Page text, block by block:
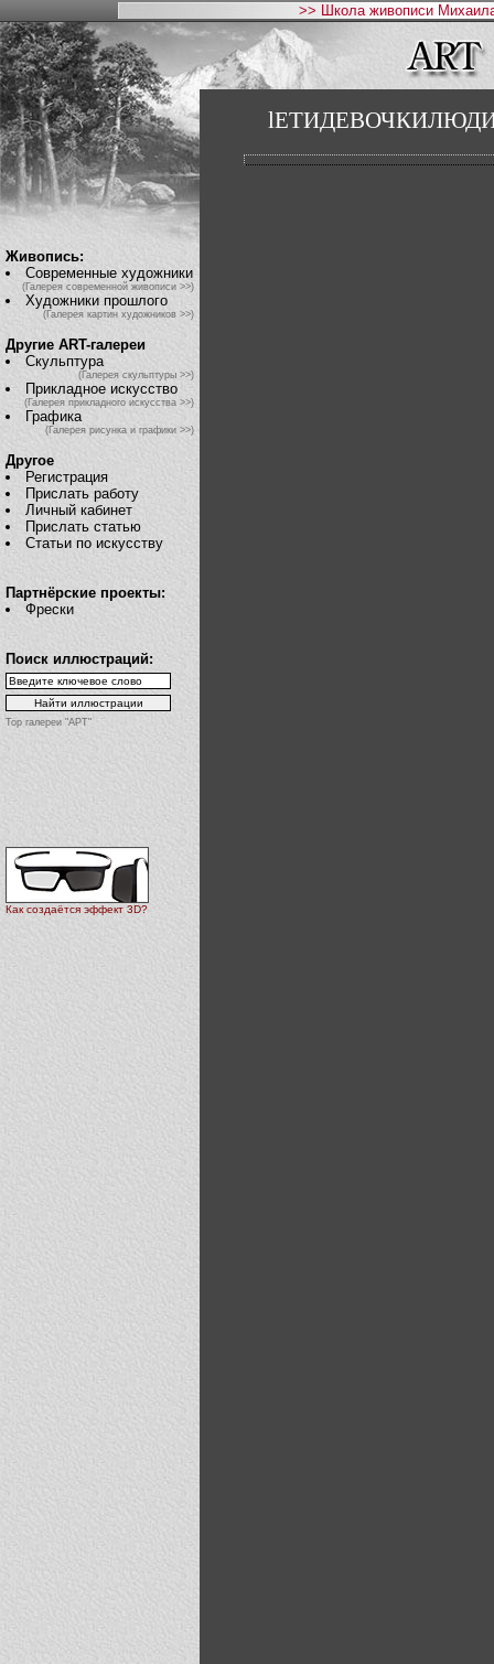
>> Школа живописи
Живопись:
Современные художники
(Галерея современной живописи >>)
Художники прошлого
(Галерея картин художников >>)
Другие ART-галереи
Скульптура
(Галерея скульптуры >>)
Прикладное искусство
(Галерея прикладного искусства >>)
Графика
(Галерея рисунка и графики >>)
Другое
Регистрация
Прислать работу
Личный кабинет
Прислать статью
Статьи по искусству
Партнёрские проекты:
Фрески
Поиск иллюстраций:
Top галереи "АРТ"
Как создаётся эффект 3D?